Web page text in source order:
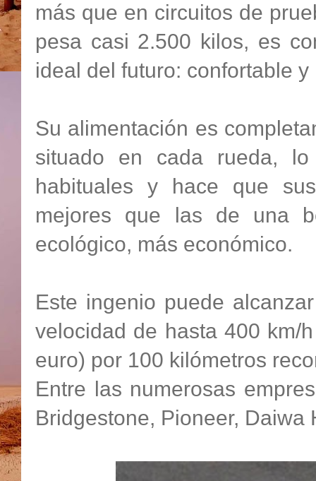
más que en circuitos de
pesa casi 2.500 kilos, es
ideal del futuro: confortable
Su alimentación es
situado en cada rueda,
habituales y hace que
mejores que las de una
ecológico, más económico.
Este ingenio puede
velocidad de hasta 400 km/
euro) por 100 kilómetros
Entre las numerosas
Bridgestone, Pioneer, Daiwa